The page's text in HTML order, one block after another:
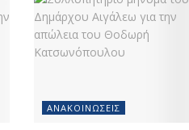
ΑΝΑΚΟΙΝΏΣΕΙΣ